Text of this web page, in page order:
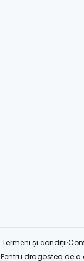
Termeni și condiții
Pentru dragostea de a